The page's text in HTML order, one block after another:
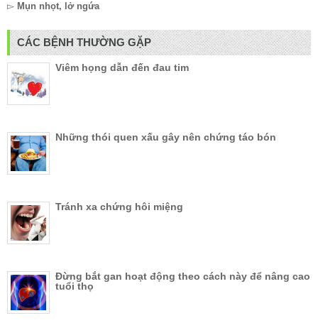
▻ Mụn nhọt, lở ngứa
CÁC BỆNH THƯỜNG GẶP
Viêm họng dẫn đến đau tim
Những thói quen xấu gây nên chứng táo bón
Tránh xa chứng hôi miệng
Đừng bắt gan hoạt động theo cách này để nâng cao
tuổi thọ